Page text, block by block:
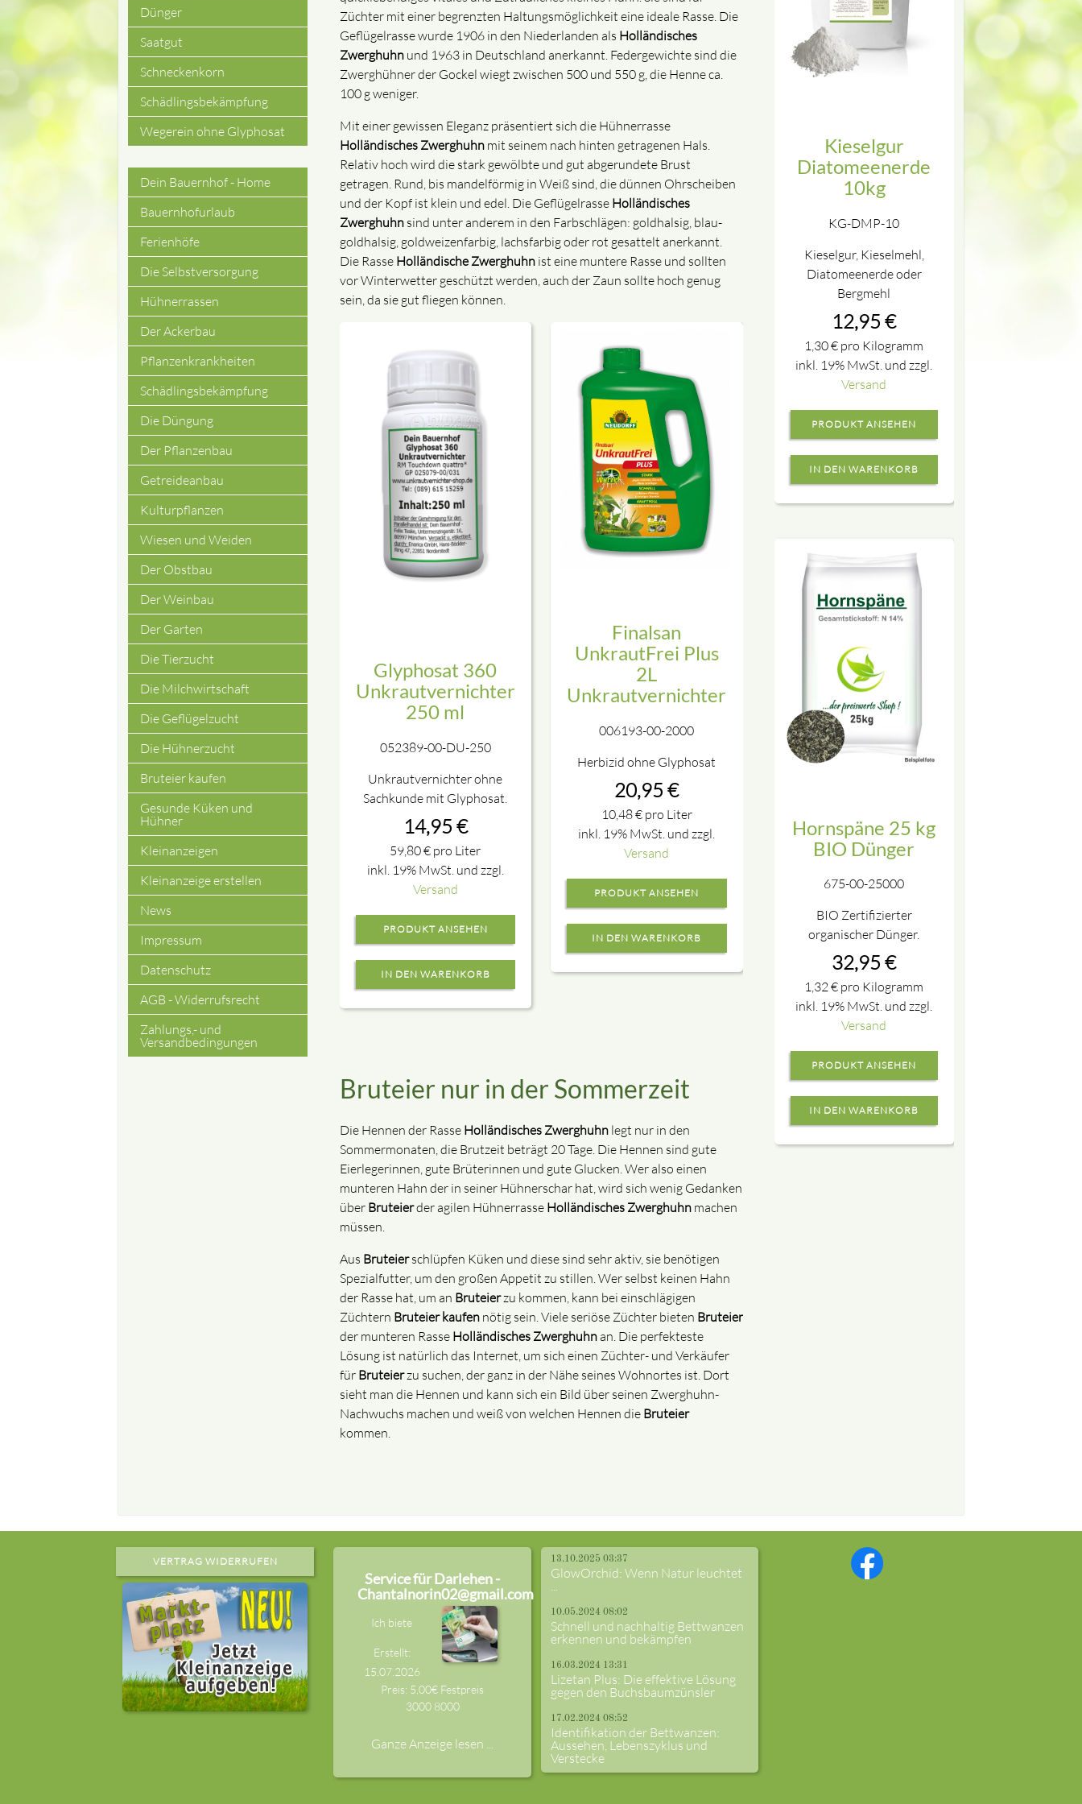
Züchter mit einer begrenzten Haltungsmöglichkeit eine ideale Rasse. Die
Geflügelrasse wurde 1906 in den Niederlanden als Holländisches
Zwerghuhnund 1963 in Deutschland anerkannt. Federgewichte sind die
Zwerghühner der Gockel wiegt zwischen 500 und 550 g, die Henne ca.
100 g weniger.
Mit einer gewissen Eleganz präsentiert sich die Hühnerrasse
Holländisches Zwerghuhnmit seinem nach hinten getragenen Hals.
Relativ hoch wird die stark gewölbte und gut abgerundete Brust
getragen. Rund, bis mandelförmig in Weiß sind, die dünnen Ohrscheiben
und der Kopf ist klein und edel. Die Geflügelrasse Holländisches
Zwerghuhnsind unter anderem in den Farbschlägen: goldhalsig, blau-
goldhalsig, goldweizenfarbig, lachsfarbig oder rot gesattelt anerkannt.
Die Rasse Holländische Zwerghuhnist eine muntere Rasse und sollten
vor Winterwetter geschützt werden, auch der Zaun sollte hoch genug
sein, da sie gut fliegen können.
Glyphosat 360
Unkrautvernichter
250 ml
052389-00-DU-250
Unkrautvernichter ohne
Sachkunde mit Glyphosat.
14,95 €
59,80€ pro Liter
inkl. 19% MwSt. und zzgl.
Versand
PRODUKT ANSEHEN
Finalsan
UnkrautFrei Plus
2L
Unkrautvernichter
006193-00-2000
Herbizid ohne Glyphosat
20,95€
10,48€pro Liter
inkl. 19% MwSt. und zzgl.
Versand
PRODUKT ANSEHEN
Bruteier nur in der Sommerzeit
Die Hennen der Rasse Holländisches Zwerghuhnlegt nur in den
Sommermonaten, die Brutzeit beträgt 20 Tage. Die Hennen sind gute
Eierlegerinnen, gute Brüterinnen und gute Glucken. Wer also einen
munteren Hahn der in seiner Hühnerschar hat, wird sich wenig Gedanken
über Bruteierder agilen Hühnerrasse Holländisches Zwerghuhnmachen
müssen.
Aus Bruteierschlüpfen Küken und diese sind sehr aktiv, sie benötigen
Spezialfutter, um den großen Appetit zu stillen. Wer selbst keinen Hahn
der Rasse hat, um an Bruteierzu kommen, kann bei einschlägigen
Züchtern Bruteier kaufen nötig sein. Viele seriöse Züchter bieten Bruteier
der munteren Rasse Holländisches Zwerghuhnan. Die perfekteste
Lösung ist natürlich das Internet, um sich einen Züchter- und Verkäufer
für Bruteierzu suchen, der ganz in der Nähe seines Wohnortes ist. Dort
sieht man die Hennen und kann sich ein Bild über seinen Zwerghuhn-
Nachwuchs machen und weiß von welchen Hennen die Bruteier
kommen.
Dünger
Saatgut
Schneckenkorn
Schädlingsbekämpfung
Wegerein ohne Glyphosat
Navigation
überspringen
Dein Bauernhof - Home
Bauernhofurlaub
Ferienhöfe
Die Selbstversorgung
Hühnerrassen
Der Ackerbau
Pflanzenkrankheiten
Schädlingsbekämpfung
Die Düngung
Der Pflanzenbau
Getreideanbau
Kulturpflanzen
Wiesen und Weiden
Der Obstbau
Der Weinbau
Der Garten
Die Tierzucht
Die Milchwirtschaft
Die Geflügelzucht
Die Hühnerzucht
Bruteier kaufen
Gesunde Küken und
Hühner
Kleinanzeigen
Kleinanzeige erstellen
News
Impressum
Datenschutz
AGB - Widerrufsrecht
Zahlungs,- und
Versandbedingungen
Kieselgur
Diatomeenerde
10kg
KG-DMP-10
Kieselgur, Kieselmehl,
Diatomeenerde oder
Bergmehl
12,95€
1,30€ pro Kilogramm
inkl. 19% MwSt. und zzgl.
Versand
PRODUKT ANSEHEN
Hornspäne 25 kg
BIO Dünger
675-00-25000
BIO Zertifizierter
organischer Dünger.
32,95€
1,32€ pro Kilogramm
inkl. 19% MwSt. und zzgl.
Versand
PRODUKT ANSEHEN
VERTRAG WIDERRUFEN
Service für Darlehen -
Chantalnorin02@gmail.com
Ich biete
Erstellt:
15.07.2026
Preis: 5,00€ Festpreis
3000 8000
Ganze Anzeige lesen ...
13.10.2025 03:37
GlowOrchid: Wenn Natur leuchtet
...
10.05.2024 08:02
Schnell und nachhaltig Bettwanzen
erkennen und bekämpfen
16.03.2024 13:31
Lizetan Plus: Die effektive Lösung
gegen den Buchsbaumzünsler
17.02.2024 08:52
Identifikation der Bettwanzen:
Aussehen, Lebenszyklus und
Verstecke